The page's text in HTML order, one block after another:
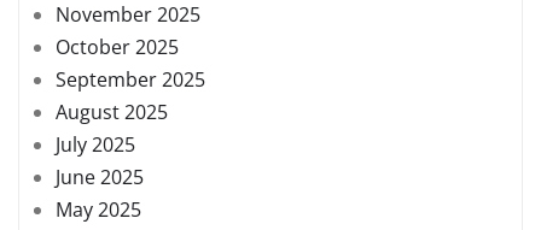
November 2025
October 2025
September 2025
August 2025
July 2025
June 2025
May 2025